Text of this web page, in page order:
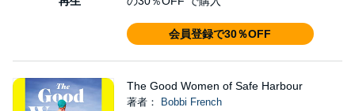
会員登録で30％OFF
The Good Women of Safe Harbour
著者：
Bobbi French